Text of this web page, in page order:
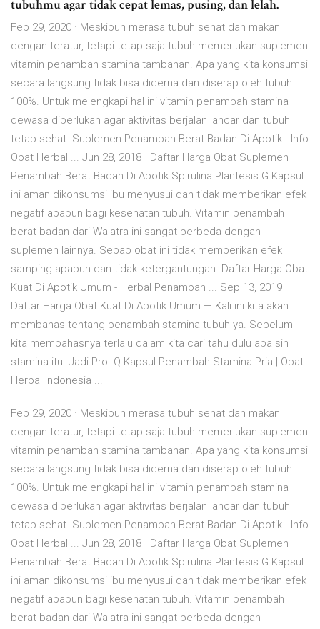
tubuhmu agar tidak cepat lemas, pusing, dan lelah.
Feb 29, 2020 · Meskipun merasa tubuh sehat dan makan
dengan teratur, tetapi tetap saja tubuh memerlukan suplemen
vitamin penambah stamina tambahan. Apa yang kita konsumsi
secara langsung tidak bisa dicerna dan diserap oleh tubuh
100%. Untuk melengkapi hal ini vitamin penambah stamina
dewasa diperlukan agar aktivitas berjalan lancar dan tubuh
tetap sehat. Suplemen Penambah Berat Badan Di Apotik - Info
Obat Herbal ... Jun 28, 2018 · Daftar Harga Obat Suplemen
Penambah Berat Badan Di Apotik Spirulina Plantesis G Kapsul
ini aman dikonsumsi ibu menyusui dan tidak memberikan efek
negatif apapun bagi kesehatan tubuh. Vitamin penambah
berat badan dari Walatra ini sangat berbeda dengan
suplemen lainnya. Sebab obat ini tidak memberikan efek
samping apapun dan tidak ketergantungan. Daftar Harga Obat
Kuat Di Apotik Umum - Herbal Penambah ... Sep 13, 2019 ·
Daftar Harga Obat Kuat Di Apotik Umum — Kali ini kita akan
membahas tentang penambah stamina tubuh ya. Sebelum
kita membahasnya terlalu dalam kita cari tahu dulu apa sih
stamina itu. Jadi ProLQ Kapsul Penambah Stamina Pria | Obat
Herbal Indonesia ...
Feb 29, 2020 · Meskipun merasa tubuh sehat dan makan
dengan teratur, tetapi tetap saja tubuh memerlukan suplemen
vitamin penambah stamina tambahan. Apa yang kita konsumsi
secara langsung tidak bisa dicerna dan diserap oleh tubuh
100%. Untuk melengkapi hal ini vitamin penambah stamina
dewasa diperlukan agar aktivitas berjalan lancar dan tubuh
tetap sehat. Suplemen Penambah Berat Badan Di Apotik - Info
Obat Herbal ... Jun 28, 2018 · Daftar Harga Obat Suplemen
Penambah Berat Badan Di Apotik Spirulina Plantesis G Kapsul
ini aman dikonsumsi ibu menyusui dan tidak memberikan efek
negatif apapun bagi kesehatan tubuh. Vitamin penambah
berat badan dari Walatra ini sangat berbeda dengan